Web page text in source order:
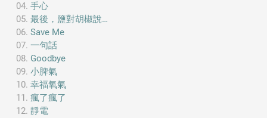
手心
最後，鹽對胡椒說…
Save Me
一句話
Goodbye
小脾氣
幸福氧氣
瘋了瘋了
靜電